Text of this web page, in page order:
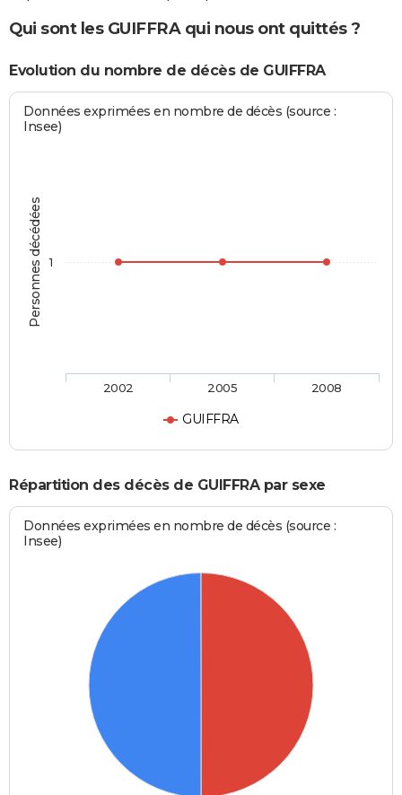
Qui sont les GUIFFRA qui nous ont quittés ?
Evolution du nombre de décès de GUIFFRA
Personnes décédées
Données exprimées en nombre de décès (source :
Insee)
GUIFFRA
2002 2005 2008
1
Répartition des décès de GUIFFRA par sexe
Données exprimées en nombre de décès (source :
Insee)